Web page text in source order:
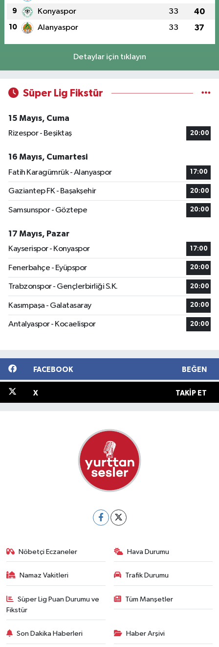
9 Konyaspor 33 40
10 Alanyaspor 33 37
Detaylar için tıklayın
Süper Lig Fikstür
15 Mayıs, Cuma
Rizespor - Beşiktaş
20:00
16 Mayıs, Cumartesi
Fatih Karagümrük - Alanyaspor
17:00
Gaziantep FK - Başakşehir 20:00
Samsunspor - Göztepe 20:00
17 Mayıs, Pazar
Kayserispor - Konyaspor
17:00
Fenerbahçe - Eyüpspor 20:00
Trabzonspor - Gençlerbirliği S.K. 20:00
Kasımpaşa - Galatasaray 20:00
Antalyaspor - Kocaelispor 20:00
FACEBOOK BEĞEN
X TAKIP ET
Nöbetçi Eczaneler Hava Durumu
Namaz Vakitleri Trafik Durumu
Süper Lig Puan Durumu ve
Fikstür
Tüm Manşetler
Son Dakika Haberleri Haber Arşivi